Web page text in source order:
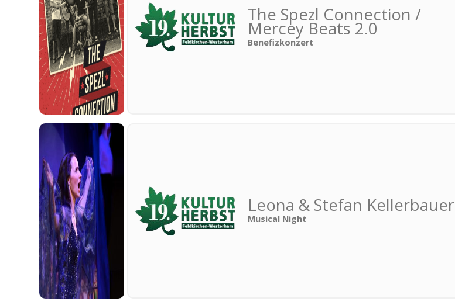
The Spezl Connection /
Mercey Beats 2.0
Benefizkonzert
Leona & Stefan Kellerbauer
Musical Night